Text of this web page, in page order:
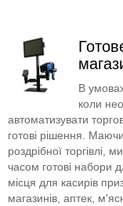
В
коли
автоматизувати
готові рішення.
роздрібної торгівлі,
часом готові набори
місця для касирів
магазинів, аптек,